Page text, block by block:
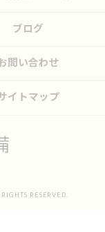
ブログ
問い合わせ
イトマップ
RESERVED.